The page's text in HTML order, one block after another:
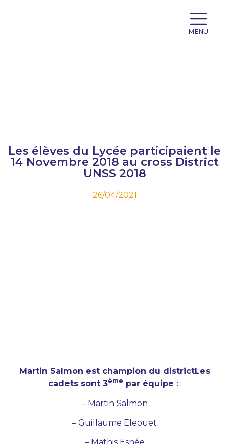
MENU
Les élèves du Lycée participaient le
14 Novembre 2018 au cross District
UNSS 2018
26/04/2021
Martin Salmon est champion du districtLes
cadets sont 3ème par équipe :
– Martin Salmon
– Guillaume Eleouet